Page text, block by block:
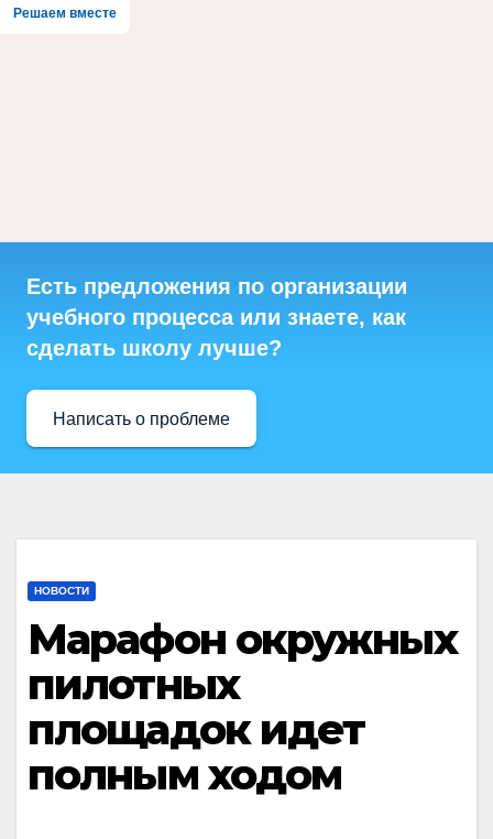
Решаем вместе
Есть предложения по организации
учебного процесса или знаете, как
сделать школу лучше?
Написать о проблеме
НОВОСТИ
Марафон окружных
пилотных
площадок идет
полным ходом